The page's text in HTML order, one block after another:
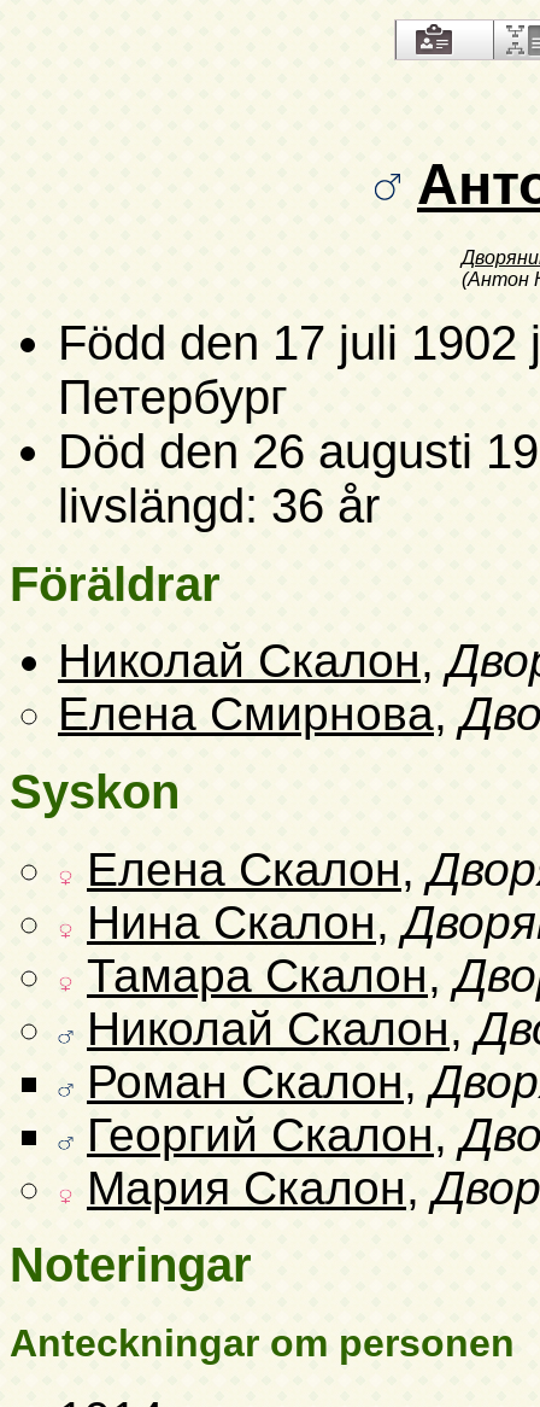
(Антон
Född den 17 juli 1902
Петербург
Död den 26 augusti
livslängd: 36 år
Föräldrar
Николай Скалон,
Елена Смирнова,
Syskon
Елена Скалон,
Нина Скалон,
Тамара Скалон,
Николай Скалон,
Роман Скалон,
Георгий Скалон,
Мария Скалон,
Noteringar
Anteckningar om personen